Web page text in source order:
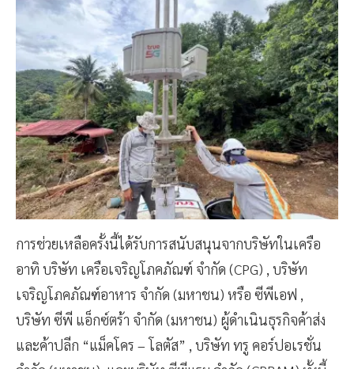
การช่วยเหลือครั้งนี้ได้รับการสนับสนุนจากบริษัทในเครือ
อาทิ บริษัท เครือเจริญโภคภัณฑ์ จำกัด (CPG) , บริษัท
เจริญโภคภัณฑ์อาหาร จำกัด (มหาชน) หรือ ซีพีเอฟ ,
บริษัท ซีพี แอ็กซ์ตร้า จำกัด (มหาชน) ผู้ดำเนินธุรกิจค้าส่ง
และค้าปลีก “แม็คโคร – โลตัส” , บริษัท ทรู คอร์ปอเรชั่น